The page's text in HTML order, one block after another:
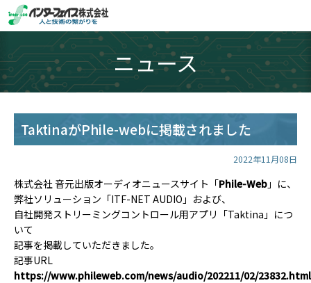
ニュース
TaktinaがPhile-webに掲載されました
2022年11月08日
株式会社 音元出版オーディオニュースサイト「Phile-Web 」に、
弊社ソリューション「ITF-NET AUDIO」および、
自社開発ストリーミングコントロール用アプリ「Taktina」につ
いて
記事を掲載していただきました。
記事URL
https://www.phileweb.com/news/audio/202211/02/23832.html